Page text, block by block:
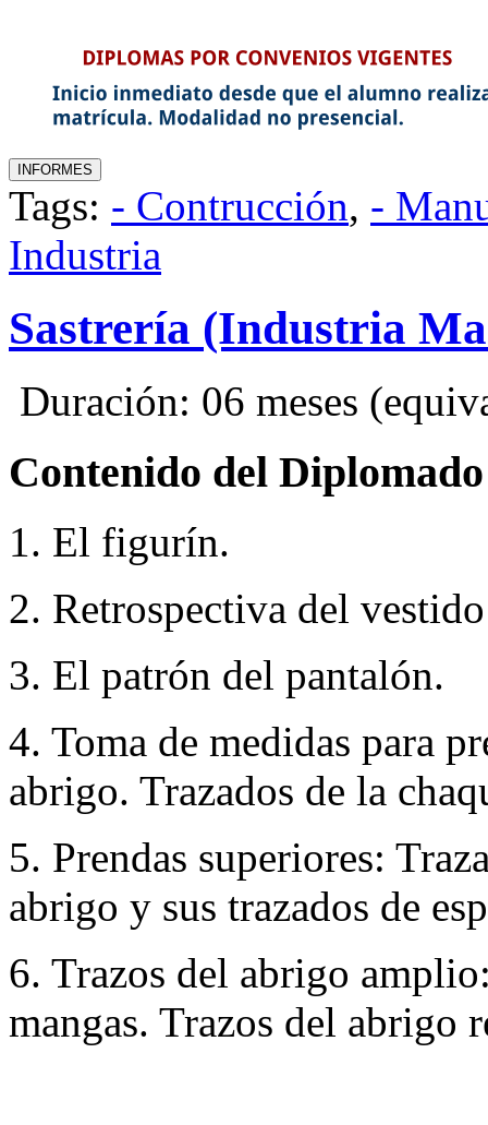
Tags: - Contrucción, -
Industria
Sastrería (Industria
Duración: 06 meses
Contenido del
1. El figurín.
2. Retrospectiva del
3. El patrón del pantalón.
4. Toma de medidas para
abrigo. Trazados de la
5. Prendas superiores:
abrigo y sus trazados de
6. Trazos del abrigo
mangas. Trazos del abrigo